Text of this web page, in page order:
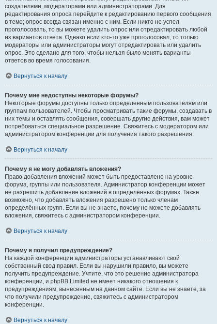
создателями, модераторами или администраторами. Для
редактирования опроса перейдите к редактированию первого сообщения
в теме; опрос всегда связан именно с ним. Если никто не успел
проголосовать, то вы можете удалить опрос или отредактировать любой
из вариантов ответа. Однако если кто-то уже проголосовал, то только
модераторы или администраторы могут отредактировать или удалить
опрос. Это сделано для того, чтобы нельзя было менять варианты
ответов во время голосования.
Вернуться к началу
Почему мне недоступны некоторые форумы?
Некоторые форумы доступны только определённым пользователям или
группам пользователей. Чтобы просматривать такие форумы, создавать в
них темы и оставлять сообщения, совершать другие действия, вам может
потребоваться специальное разрешение. Свяжитесь с модератором или
администратором конференции для получения такого разрешения.
Вернуться к началу
Почему я не могу добавлять вложения?
Право добавления вложений может быть предоставлено на уровне
форума, группы или пользователя. Администратор конференции может
не разрешить добавление вложений в определённых форумах. Также
возможно, что добавлять вложения разрешено только членам
определённых групп. Если вы не знаете, почему не можете добавлять
вложения, свяжитесь с администратором конференции.
Вернуться к началу
Почему я получил предупреждение?
На каждой конференции администраторы устанавливают свой
собственный свод правил. Если вы нарушили правило, вы можете
получить предупреждение. Учтите, что это решение администратора
конференции, и phpBB Limited не имеет никакого отношения к
предупреждениям, вынесенным на данном сайте. Если вы не знаете, за
что получили предупреждение, свяжитесь с администратором
конференции.
Вернуться к началу